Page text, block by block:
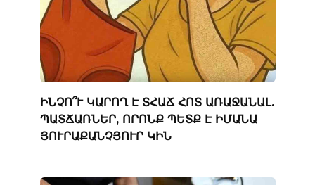
ԻՆՉՈ՞Ւ ԿԱՐՈՂ Է ՏՀԱՃ ՀՈՏ ԱՌԱՋԱՆԱԼ.
ՊԱՏՃԱՌՆԵՐ, ՈՐՈՆՔ ՊԵՏՔ Է ԻՄԱՆԱ
ՅՈՒՐԱՔԱՆՉՅՈՒՐ ԿԻՆ